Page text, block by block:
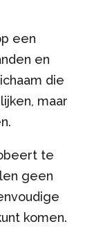
een
en
die
maar
te
geen
komen.